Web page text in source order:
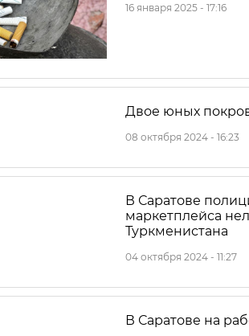
16 января 2025 - 17:16
Двое юных
08 октября 2024 - 16:23
В Саратове
маркетплейса
Туркменистана
04 октября 2024 - 11:27
В Саратове на